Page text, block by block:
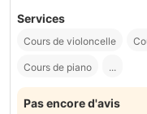
Services
Cours de violoncelle
Cours de piano ...
Pas encore d'avis